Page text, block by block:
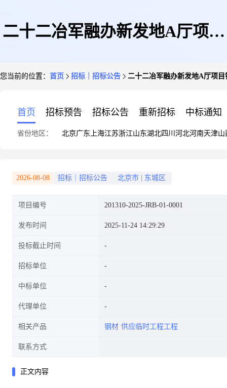
二十二冶军融办新发地A厅项目
您当前的位置： 首页 招标｜招标公告 二十二冶军融办新发地A厅项目
首页 招标预告 招标公告 重新招标 中标通知
省份地区： 北京广东 上海江苏浙江山东湖北四川 河北河南天津山
2026-08-08 招标｜招标公告 北京市 东城区
项目编号 201310-2025-JRB-01-0001
发布时间 2025-11-24 14:29:29
投标截止时间
招标单位
中标单位
代理单位
相关产品 钢材 供应临时工程工程
联系方式
正文内容